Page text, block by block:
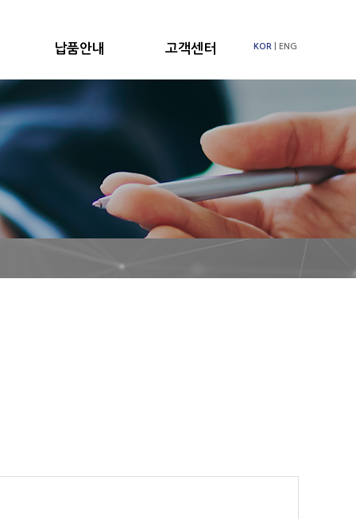
납품안내 고객센터 KOR ENG